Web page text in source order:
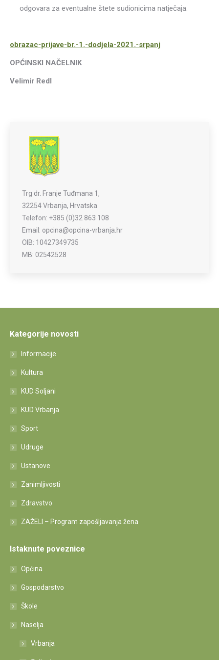
odgovara za eventualne štete sudionicima natječaja.
obrazac-prijave-br.-1.-dodjela-2021.-srpanj
OPĆINSKI NAČELNIK
Velimir Redl
Trg dr. Franje Tuđmana 1,
32254 Vrbanja, Hrvatska
Telefon: +385 (0)32 863 108
Email: opcina@opcina-vrbanja.hr
OIB: 10427349735
MB: 02542528
Kategorije novosti
Informacije
Kultura
KUD Soljani
KUD Vrbanja
Sport
Udruge
Ustanove
Zanimljivosti
Zdravstvo
ZAŽELI – Program zapošljavanja žena
Istaknute poveznice
Općina
Gospodarstvo
Škole
Naselja
Vrbanja